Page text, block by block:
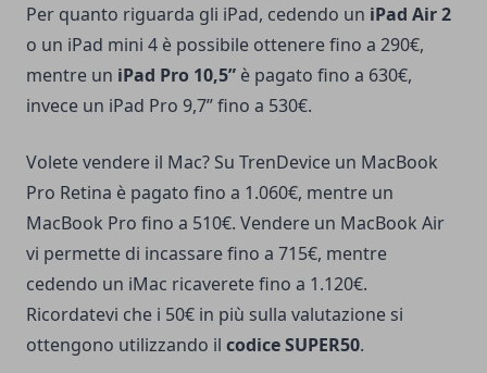
Per quanto riguarda gli iPad, cedendo un iPad Air 2
o un iPad mini 4 è possibile ottenere fino a 290€,
mentre un iPad Pro 10,5” è pagato fino a 630€,
invece un iPad Pro 9,7” fino a 530€.
Voletevendere il Mac? Su TrenDevice un MacBook
Pro Retina è pagato fino a 1.060€, mentre un
MacBook Pro fino a 510€. Vendere un MacBook Air
vi permette di incassare fino a 715€, mentre
cedendo un iMac ricaverete fino a 1.120€.
Ricordatevi che i 50€ in più sulla valutazione si
ottengono utilizzando il codice SUPER50.